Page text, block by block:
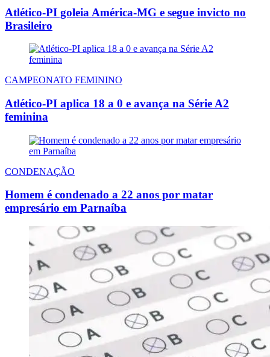
Atlético-PI goleia América-MG e segue invicto no
Brasileiro
CAMPEONATO FEMININO
Atlético-PI aplica 18 a 0 e avança na Série A2
feminina
CONDENAÇÃO
Homem é condenado a 22 anos por matar
empresário em Parnaíba